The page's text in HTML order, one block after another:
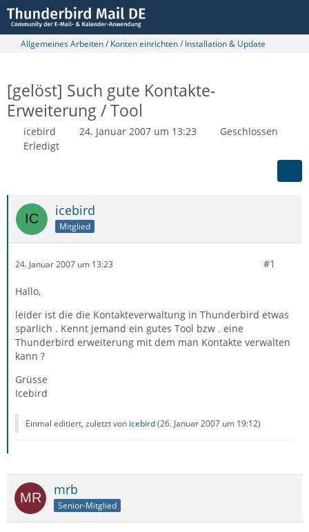
Allgemeines Arbeiten / Konten einrichten / Installation & Update
[gelöst] Such gute Kontakte-
Erweiterung / Tool
icebird 24. Januar 2007 um 13:23
Geschlossen
Erledigt
icebird
Mitglied
24. Januar 2007 um 13:23 #1
Hallo,
leider ist die die Kontakteverwaltung in Thunderbird etwas
spärlich . Kennt jemand ein gutes Tool bzw . eine
Thunderbird erweiterung mit dem man Kontakte verwalten
kann ?
Grüsse
Icebird
Einmal editiert, zuletzt von icebird(26. Januar 2007 um 19:12)
mrb
Senior-Mitglied